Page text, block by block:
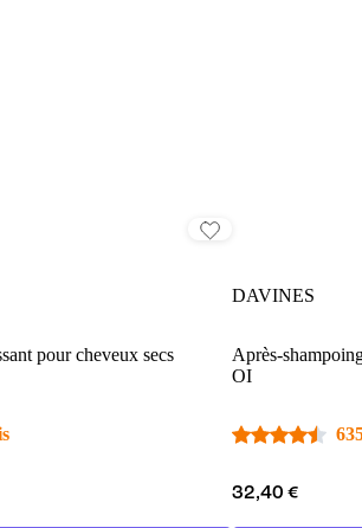
pour cheveux secs
DAVINES
Après-
OI
32,40 €